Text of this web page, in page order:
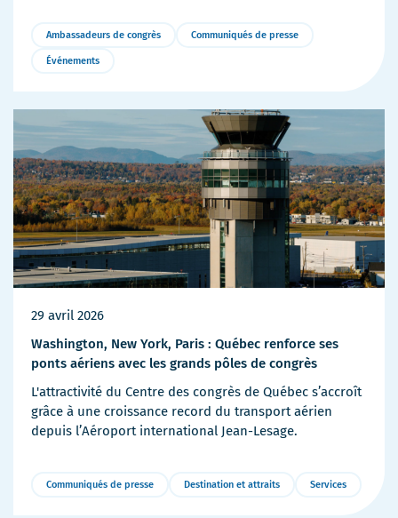
Ambassadeurs de congrès Communiqués de presse
Événements
Plus
29 avril 2026
Washington, New York, Paris : Québec renforce ses
ponts aériens avec les grands pôles de congrès
L'attractivité du Centre des congrès de Québec s’accroît
grâce à une croissance record du transport aérien
depuis l’Aéroport international Jean-Lesage.
Communiqués de presse Destination et attraits Services
Plus